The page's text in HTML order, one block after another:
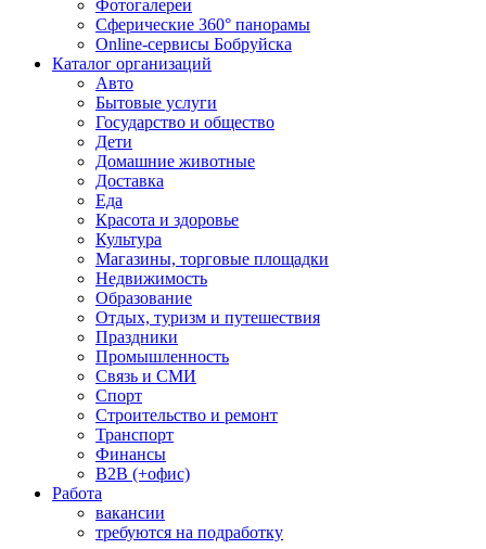
Фотогалереи
Сферические 360° панорамы
Online-сервисы Бобруйска
Каталог организаций
Авто
Бытовые услуги
Государство и общество
Дети
Домашние животные
Доставка
Еда
Красота и здоровье
Культура
Магазины, торговые площадки
Недвижимость
Образование
Отдых, туризм и путешествия
Праздники
Промышленность
Связь и СМИ
Спорт
Строительство и ремонт
Транспорт
Финансы
B2B (+офис)
Работа
вакансии
требуются на подработку